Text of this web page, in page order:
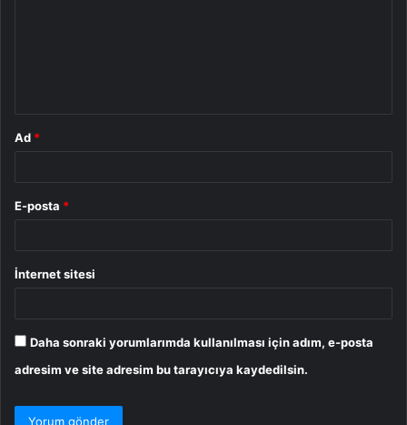
Ad *
E-posta *
İnternet sitesi
Daha sonraki yorumlarımda kullanılması için adım, e-posta
adresim ve site adresim bu tarayıcıya kaydedilsin.